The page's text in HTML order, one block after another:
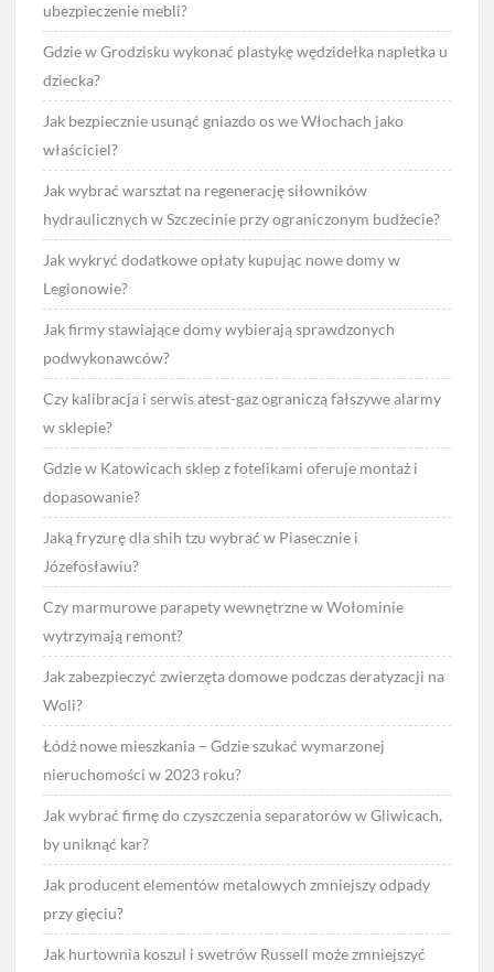
ubezpieczenie mebli?
Gdzie w Grodzisku wykonać plastykę wędzidełka napletka u
dziecka?
Jak bezpiecznie usunąć gniazdo os we Włochach jako
właściciel?
Jak wybrać warsztat na regenerację siłowników
hydraulicznych w Szczecinie przy ograniczonym budżecie?
Jak wykryć dodatkowe opłaty kupując nowe domy w
Legionowie?
Jak firmy stawiające domy wybierają sprawdzonych
podwykonawców?
Czy kalibracja i serwis atest-gaz ograniczą fałszywe alarmy
w sklepie?
Gdzie w Katowicach sklep z fotelikami oferuje montaż i
dopasowanie?
Jaką fryzurę dla shih tzu wybrać w Piasecznie i
Józefosławiu?
Czy marmurowe parapety wewnętrzne w Wołominie
wytrzymają remont?
Jak zabezpieczyć zwierzęta domowe podczas deratyzacji na
Woli?
Łódź nowe mieszkania – Gdzie szukać wymarzonej
nieruchomości w 2023 roku?
Jak wybrać firmę do czyszczenia separatorów w Gliwicach,
by uniknąć kar?
Jak producent elementów metalowych zmniejszy odpady
przy gięciu?
Jak hurtownia koszul i swetrów Russell może zmniejszyć